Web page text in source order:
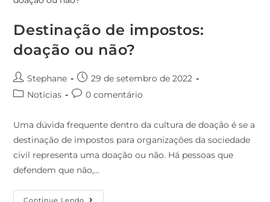
Destinação de impostos:
doação ou não?
Stephane
29 de setembro de 2022
Notícias
0 comentário
Uma dúvida frequente dentro da cultura de doação é se a
destinação de impostos para organizações da sociedade
civil representa uma doação ou não. Há pessoas que
defendem que não,…